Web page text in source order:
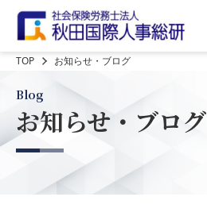
TOP お知らせ・ブログ
Blog
お知らせ・ブログ